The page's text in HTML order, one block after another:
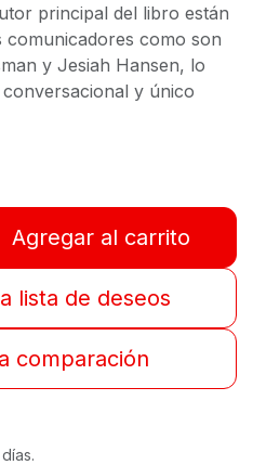
principal del libro están
como son
y Jesiah Hansen, lo
y único
Agregar al carrito
comparación
lista de deseos